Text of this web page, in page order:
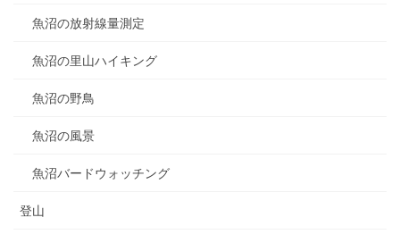
魚沼の放射線量測定
魚沼の里山ハイキング
魚沼の野鳥
魚沼の風景
魚沼バードウォッチング
登山